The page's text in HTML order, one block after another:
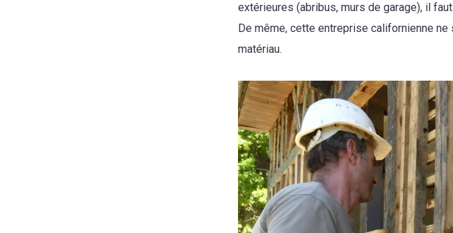
extérieures (abribus, murs de garage), il
De même, cette entreprise californienne
matériau.